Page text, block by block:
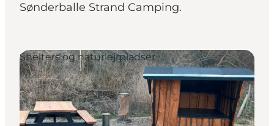
Sønderballe Strand Camping.
Shelters og naturlejrpladser